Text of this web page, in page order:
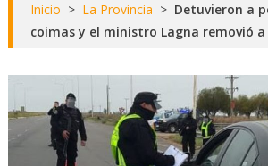
Inicio > La Provincia > Detuvieron a
coimas y el ministro Lagna removió a